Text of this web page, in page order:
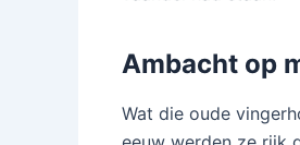
Ambacht op
Wat die oude